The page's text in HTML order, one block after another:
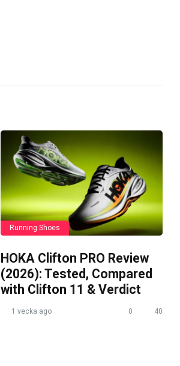
Running Shoes
HOKA Clifton PRO Review
(2026): Tested, Compared
with Clifton 11 & Verdict
1 vecka ago 0 40